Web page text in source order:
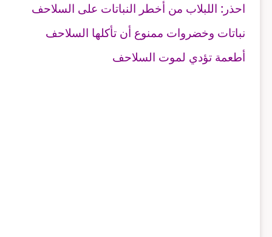
احذر: اللبلاب من أخطر النباتات على السلاحف
نباتات وخضروات ممنوع أن تأكلها السلاحف
أطعمة تؤدي لموت السلاحف